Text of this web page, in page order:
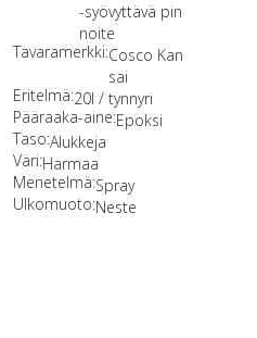
-syövyttävä pin
noite
Tavaramerkki:Cosco Kan
sai
Eritelmä:20l / tynnyri
Pääraaka-aine:Epoksi
Taso:Alukkeja
Väri:Harmaa
Menetelmä:Spray
Ulkomuoto:Neste